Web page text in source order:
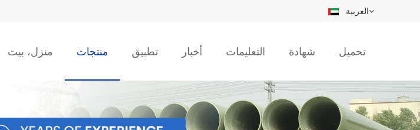
العربية
منزل، بيت منتجات تطبيق أخبار التعليمات شهادة تحميل